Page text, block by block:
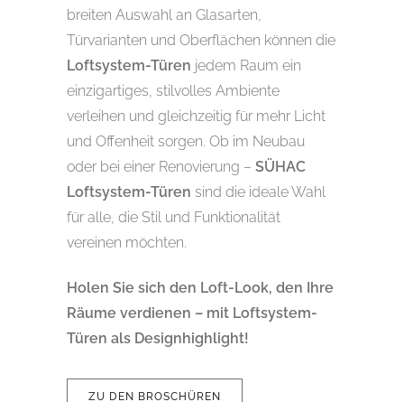
breiten Auswahl an Glasarten,
Türvarianten und Oberflächen können die
Loftsystem-Türen jedem Raum ein
einzigartiges, stilvolles Ambiente
verleihen und gleichzeitig für mehr Licht
und Offenheit sorgen. Ob im Neubau
oder bei einer Renovierung – SÜHAC
Loftsystem-Türen sind die ideale Wahl
für alle, die Stil und Funktionalität
vereinen möchten.
Holen Sie sich den Loft-Look, den Ihre
Räume verdienen – mit Loftsystem-
Türen als Designhighlight!
ZU DEN BROSCHÜREN